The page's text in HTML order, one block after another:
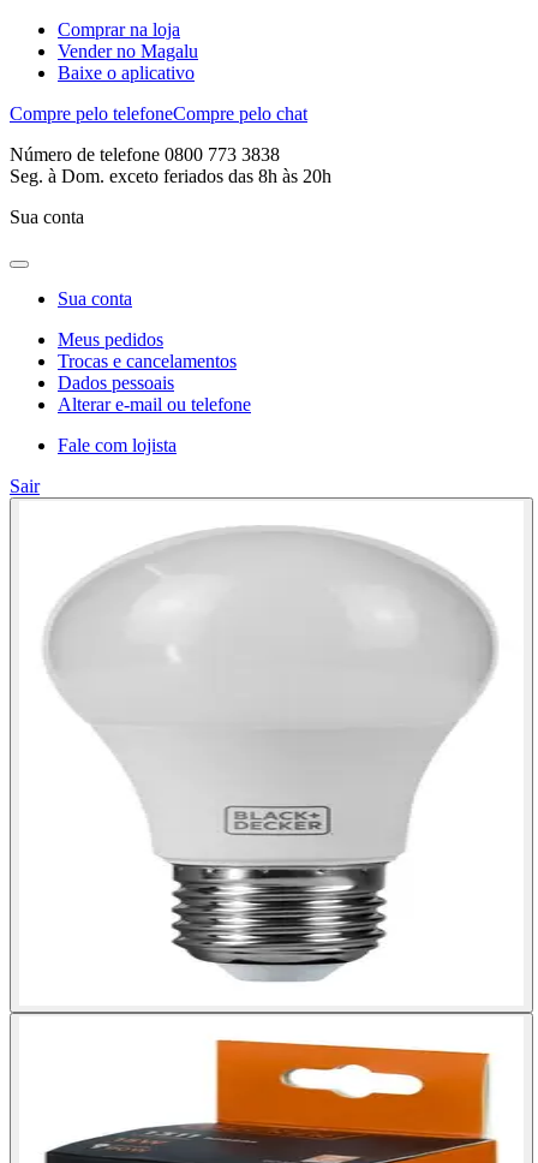
Comprar na loja
Vender no Magalu
Baixe o aplicativo
Compre pelo telefoneCompre pelo chat
Número de telefone 0800 773 3838
Seg. à Dom. exceto feriados das 8h às 20h
Sua conta
Sua conta
Meus pedidos
Trocas e cancelamentos
Dados pessoais
Alterar e-mail ou telefone
Fale com lojista
Sair